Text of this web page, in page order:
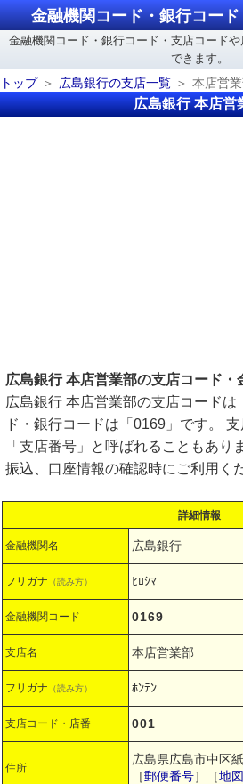
金融機関コード・銀行コー
金融機関コード・銀行コード・支店コード
できます。
トップ
広島銀行の支店一覧 本店営
広島銀行 本店営
広島銀行 本店営業部の支店コード・
広島銀行 本店営業部の支店コード
ド・銀行コードは「0169」です。
「支店番号」と呼ばれることもあり
振込、口座情報の確認時にご利用く
詳細情報
金融機関名 広島銀行
フリガナ （読み方） ﾋﾛｼﾏ
金融機関コード 0169
支店名 本店営業部
フリガナ （読み方） ﾎﾝﾃﾝ
支店コード・店番 001
住所
広島県広島市中区
［郵便番号］［地